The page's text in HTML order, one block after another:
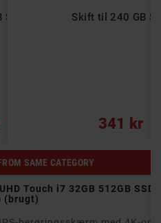
Skift til 240 GB
341 kr
SAME CATEGORY
Touch i7 32GB 512GB SSD
(brugt)